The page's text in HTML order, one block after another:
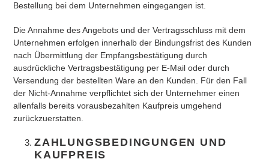
Bestellung bei dem Unternehmen eingegangen ist.
Die Annahme des Angebots und der Vertragsschluss mit dem
Unternehmen erfolgen innerhalb der Bindungsfrist des Kunden
nach Übermittlung der Empfangsbestätigung durch
ausdrückliche Vertragsbestätigung per E-Mail oder durch
Versendung der bestellten Ware an den Kunden. Für den Fall
der Nicht-Annahme verpflichtet sich der Unternehmer einen
allenfalls bereits vorausbezahlten Kaufpreis umgehend
zurückzuerstatten.
ZAHLUNGSBEDINGUNGEN UND
KAUFPREIS